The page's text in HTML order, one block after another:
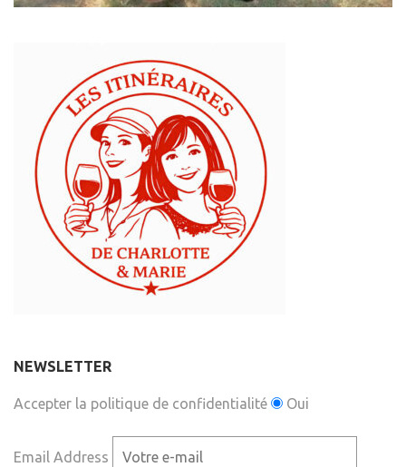
NEWSLETTER
Accepter la politique de confidentialité Oui
Email Address